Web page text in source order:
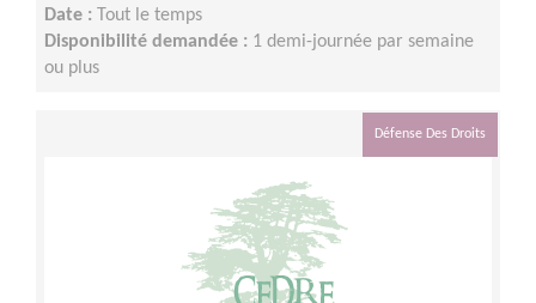
Date :
Tout le temps
Disponibilité demandée : 1 demi-journée par semaine
ou plus
Défense Des Droits